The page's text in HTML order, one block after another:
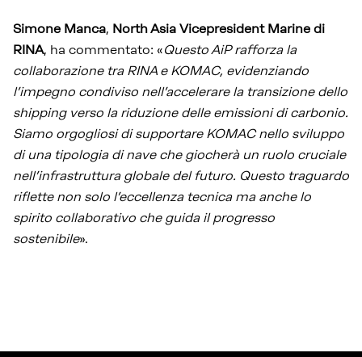
Simone Manca, North Asia Vicepresident Marine di
RINA, ha commentato: «Questo AiP rafforza la
collaborazione tra RINA e KOMAC, evidenziando
l’impegno condiviso nell’accelerare la transizione dello
shipping verso la riduzione delle emissioni di carbonio.
Siamo orgogliosi di supportare KOMAC nello sviluppo
di una tipologia di nave che giocherà un ruolo cruciale
nell’infrastruttura globale del futuro. Questo traguardo
riflette non solo l’eccellenza tecnica ma anche lo
spirito collaborativo che guida il progresso
sostenibile».